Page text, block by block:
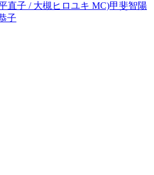
直子 / 大槻ヒロユキ MC)甲斐智陽
子